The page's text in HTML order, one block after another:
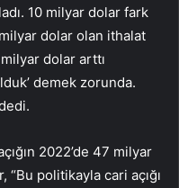
10 milyar dolar fark
dolar olan ithalat
dolar arttı
demek zorunda.
2022’de 47 milyar
“Bu politikayla cari açığı